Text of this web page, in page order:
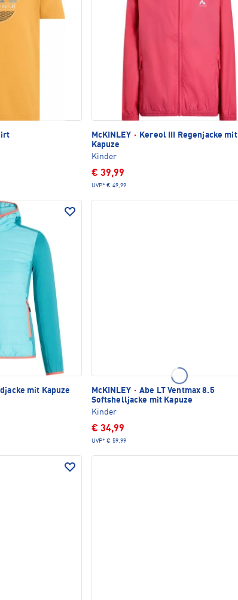
McKINLEY ·
Kereol III Regenjacke mit
Kapuze
Kinder
€ 39,99
UVP* € 49,99
mit Kapuze
McKINLEY · Abe LT Ventmax 8.5
Softshelljacke mit Kapuze
Kinder
€ 34,99
UVP* € 59,99